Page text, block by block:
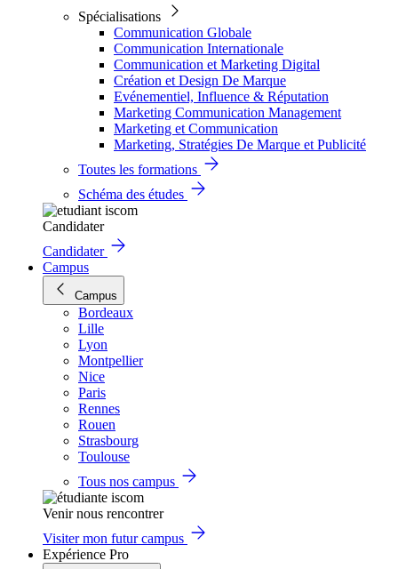
Spécialisations
Communication Globale
Communication Internationale
Communication et Marketing Digital
Création et Design De Marque
Evénementiel, Influence & Réputation
Marketing Communication Management
Marketing et Communication
Marketing, Stratégies De Marque et Publicité
Toutes les formations
Schéma des études
Candidater
Candidater
Campus
Campus
Bordeaux
Lille
Lyon
Montpellier
Nice
Paris
Rennes
Rouen
Strasbourg
Toulouse
Tous nos campus
Venir nous rencontrer
Visiter mon futur campus
Expérience Pro